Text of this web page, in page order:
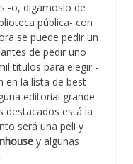
-o, digámoslo de
pública- con
se puede pedir un
de pedir uno
títulos para elegir -
en la lista de best
editorial grande
destacados está la
será una peli y
y algunas
.